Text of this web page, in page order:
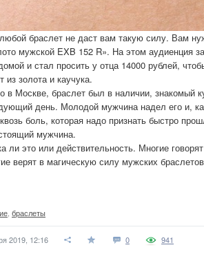
браслет не даст вам такую силу. Вам
мужской EXB 152 R». На этом аудиенция
и стал просить у отца 14000 рублей,
из золота и каучука.
в Москве, браслет был в наличии, знакомый
день. Молодой мужчина надел его и,
боль, которая надо признать быстро
мужчина.
ли это или действительность. Многие
верят в магическую силу мужских
браслеты
2019, 12:16 0 941